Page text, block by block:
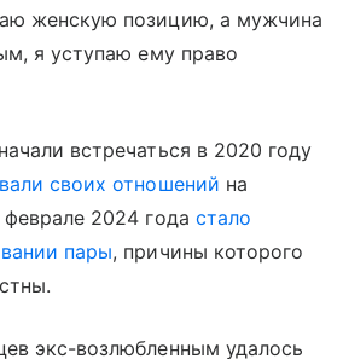
женскую позицию, а мужчина
я уступаю ему право
встречаться в 2020 году
своих отношений на
2024 года стало
пары, причины которого
экс-возлюбленным удалось